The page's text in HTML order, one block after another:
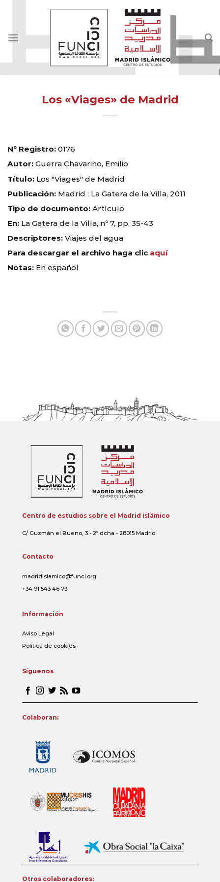
Los «Viages» de Madrid
Nº Registro: 0176
Autor: Guerra Chavarino, Emilio
Título: Los "Viages" de Madrid
Publicación: Madrid : La Gatera de la Villa, 2011
Tipo de documento: Artículo
En: La Gatera de la Villa, nº 7, pp. 35-43
Descriptores: Viajes del agua
Para descargar el archivo haga clic aquí
Notas: En español
Centro de estudios sobre el Madrid islámico
C/ Guzmán el Bueno, 3 - 2º dcha - 28015 Madrid
Contacto
madridislamico@funci.org
+34 91 543 46 73
Información
Aviso Legal
Política de cookies
Síguenos
Colaboran:
Otros colaboradores: